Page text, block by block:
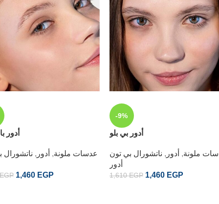
أدور
عدسات ملونة, أدور , ناتشورال
EGP 1,460 EGP
-9%
أدور بي بلو
ملونة, أدور , ناتشورال بي تون
أدور
1,610EGP 1,460 EGP